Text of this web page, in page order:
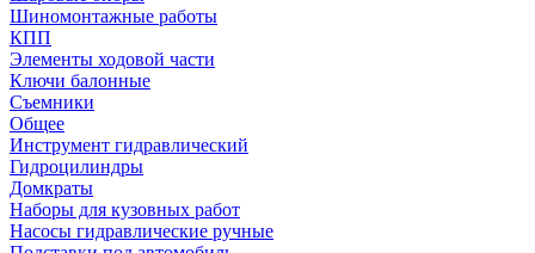
Шиномонтажные работы
КПП
Элементы ходовой части
Ключи балонные
Съемники
Общее
Инструмент гидравлический
Гидроцилиндры
Домкраты
Наборы для кузовных работ
Насосы гидравлические ручные